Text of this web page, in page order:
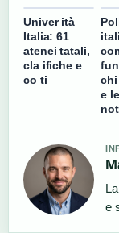
Univer ità
Italia: 61
atenei tatali,
cla ifiche e
co ti
chi
e
e